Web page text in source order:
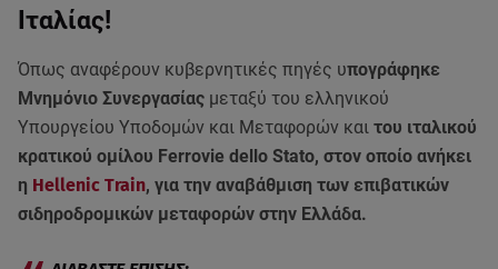
Ιταλίας!
Όπως αναφέρουν κυβερνητικές πηγές υπογράφηκε
Μνημόνιο Συνεργασίας μεταξύ του ελληνικού
Υπουργείου Υποδομών και Μεταφορών και του ιταλικού
κρατικού ομίλου Ferrovie dello Stato, στον οποίο ανήκει
η Hellenic Train, για την αναβάθμιση των επιβατικών
σιδηροδρομικών μεταφορών στην Ελλάδα.